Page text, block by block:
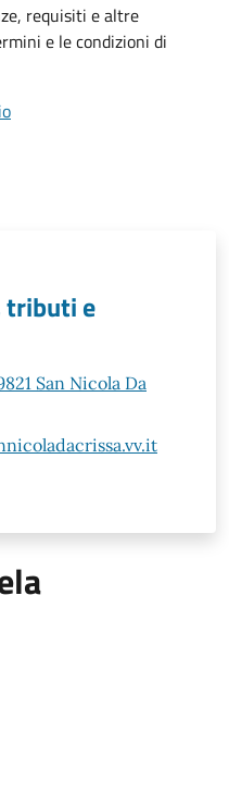
requisiti e altre
e le condizioni di
tributi e
San Nicola Da